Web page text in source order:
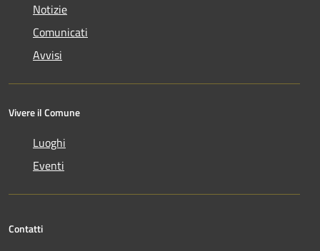
Notizie
Comunicati
Avvisi
Vivere il Comune
Luoghi
Eventi
Contatti